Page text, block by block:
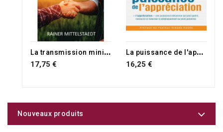
L
a transmission ministerielle
17,75 €
L
a puissance de l'appréciation
16,25 €
Nouveaux produits